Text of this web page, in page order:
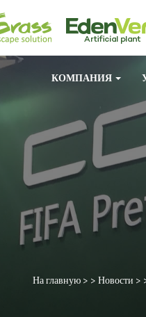
КОМПАНИЯ
На главную > > Новости >